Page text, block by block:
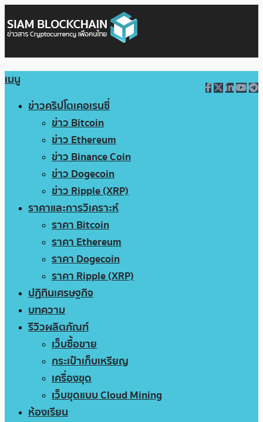
เมนู
ข่าวคริปโตเคอเรนซี่
ข่าว Bitcoin
ข่าว Ethereum
ข่าว Binance Coin
ข่าว Dogecoin
ข่าว Ripple (XRP)
ราคาและการวิเคราะห์
ราคา Bitcoin
ราคา Ethereum
ราคา Dogecoin
ราคา Ripple (XRP)
ปฏิทินเศรษฐกิจ
บทความ
รีวิวผลิตภัณฑ์
เว็บซื้อขาย
กระเป๋าเก็บเหรียญ
เครื่องขุด
เว็บขุดแบบ Cloud Mining
ห้องเรียน